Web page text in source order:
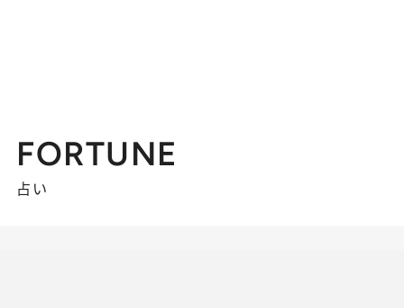
FORTUNE
占い